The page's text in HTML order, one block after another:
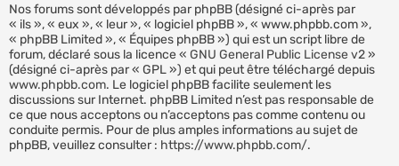
Nos forums sont développés par phpBB (désigné ci-après par
« ils », « eux », « leur », « logiciel phpBB », « www.phpbb.com »,
« phpBB Limited », « Équipes phpBB ») qui est un script libre de
forum, déclaré sous la licence « GNU General Public License v2»
(désigné ci-après par « GPL ») et qui peut être téléchargé depuis
www.phpbb.com. Le logiciel phpBB facilite seulement les
discussions sur Internet. phpBB Limited n’est pas responsable de
ce que nous acceptons ou n’acceptons pas comme contenu ou
conduite permis. Pour de plus amples informations au sujet de
phpBB, veuillez consulter : https://www.phpbb.com/.